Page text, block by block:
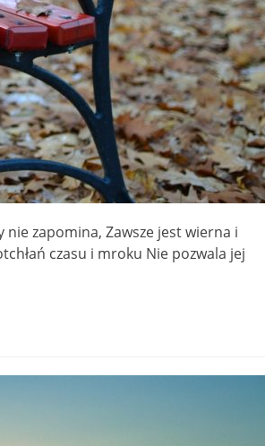
zapomina, Zawsze jest wierna i
czasu i mroku Nie pozwala jej